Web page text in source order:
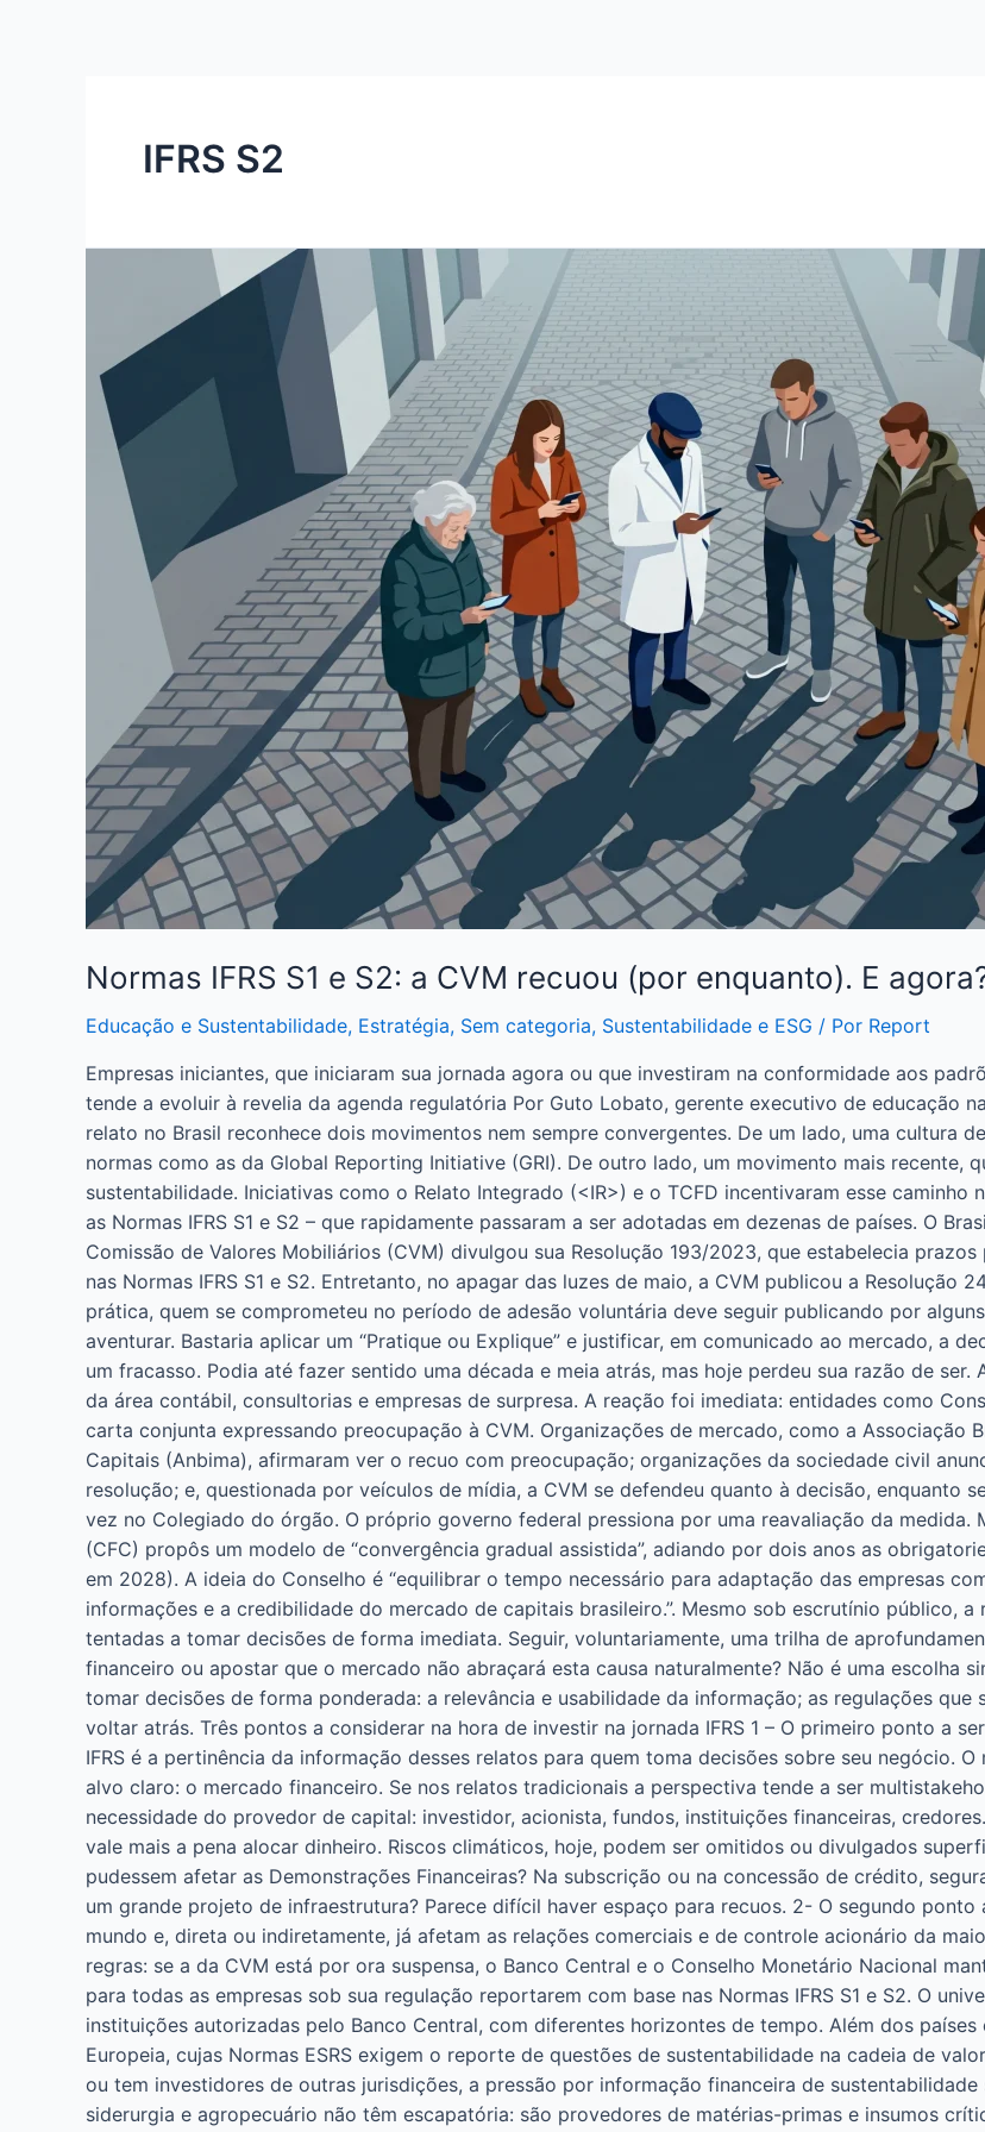
IFRS S2
Normas IFRS S1 e S2: a CVM recuou (por enquanto). E
Educação e Sustentabilidade, Estratégia, Sem categoria, Sustentabilidade e ESG / Por Report
Empresas iniciantes, que iniciaram sua jornada agora ou que investiram na conformidade aos
tende a evoluir à revelia da agenda regulatória Por Guto Lobato, gerente executivo de educação
relato no Brasil reconhece dois movimentos nem sempre convergentes. De um lado, uma cultura
normas como as da Global Reporting Initiative (GRI). De outro lado, um movimento mais recente,
sustentabilidade. Iniciativas como o Relato Integrado (<IR>) e o TCFD incentivaram esse caminho
as Normas IFRS S1 e S2 – que rapidamente passaram a ser adotadas em dezenas de países. O
Comissão de Valores Mobiliários (CVM) divulgou sua Resolução 193/2023, que estabelecia
nas Normas IFRS S1 e S2. Entretanto, no apagar das luzes de maio, a CVM publicou a Resolução
prática, quem se comprometeu no período de adesão voluntária deve seguir publicando por
aventurar. Bastaria aplicar um “Pratique ou Explique” e justificar, em comunicado ao mercado, a
um fracasso. Podia até fazer sentido uma década e meia atrás, mas hoje perdeu sua razão de
da área contábil, consultorias e empresas de surpresa. A reação foi imediata: entidades como
carta conjunta expressando preocupação à CVM. Organizações de mercado, como a Associação
Capitais (Anbima), afirmaram ver o recuo com preocupação; organizações da sociedade civil
resolução; e, questionada por veículos de mídia, a CVM se defendeu quanto à decisão,
vez no Colegiado do órgão. O próprio governo federal pressiona por uma reavaliação da medida.
(CFC) propôs um modelo de “convergência gradual assistida”, adiando por dois anos as
em 2028). A ideia do Conselho é “equilibrar o tempo necessário para adaptação das empresas
informações e a credibilidade do mercado de capitais brasileiro.”. Mesmo sob escrutínio público,
tentadas a tomar decisões de forma imediata. Seguir, voluntariamente, uma trilha de
financeiro ou apostar que o mercado não abraçará esta causa naturalmente? Não é uma escolha
tomar decisões de forma ponderada: a relevância e usabilidade da informação; as regulações
voltar atrás. Três pontos a considerar na hora de investir na jornada IFRS 1 – O primeiro ponto a
IFRS é a pertinência da informação desses relatos para quem toma decisões sobre seu negócio.
alvo claro: o mercado financeiro. Se nos relatos tradicionais a perspectiva tende a ser
necessidade do provedor de capital: investidor, acionista, fundos, instituições financeiras,
vale mais a pena alocar dinheiro. Riscos climáticos, hoje, podem ser omitidos ou divulgados
pudessem afetar as Demonstrações Financeiras? Na subscrição ou na concessão de crédito,
um grande projeto de infraestrutura? Parece difícil haver espaço para recuos. 2- O segundo
mundo e, direta ou indiretamente, já afetam as relações comerciais e de controle acionário da
regras: se a da CVM está por ora suspensa, o Banco Central e o Conselho Monetário Nacional
para todas as empresas sob sua regulação reportarem com base nas Normas IFRS S1 e S2. O
instituições autorizadas pelo Banco Central, com diferentes horizontes de tempo. Além dos países
Europeia, cujas Normas ESRS exigem o reporte de questões de sustentabilidade na cadeia de
ou tem investidores de outras jurisdições, a pressão por informação financeira de
siderurgia e agropecuário não têm escapatória: são provedores de matérias-primas e insumos